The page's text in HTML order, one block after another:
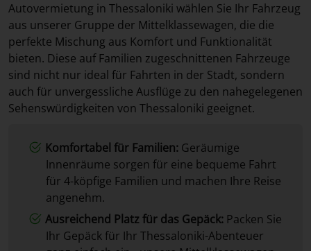
Autovermietung in Thessaloniki wählen Sie Ihr Fahrzeug
aus unserer Gruppe der Mittelklassewagen, die die
perfekte Mischung aus Komfort und Funktionalität
bieten. Diese auf Familien zugeschnittenen Fahrzeuge
sind nicht nur ideal für Fahrten in der Stadt, sondern
auch für unvergessliche Ausflüge zu den nahegelegenen
Sehenswürdigkeiten von Thessaloniki geeignet.
Komfortabel für Familien: Geräumige
Innenräume sorgen für eine bequeme Fahrt
für 4-köpfige Familien und machen Ihre Reise
angenehm.
Ausreichend Platz für das Gepäck: Packen Sie
Ihr Gepäck für Ihr Thessaloniki-Abenteuer